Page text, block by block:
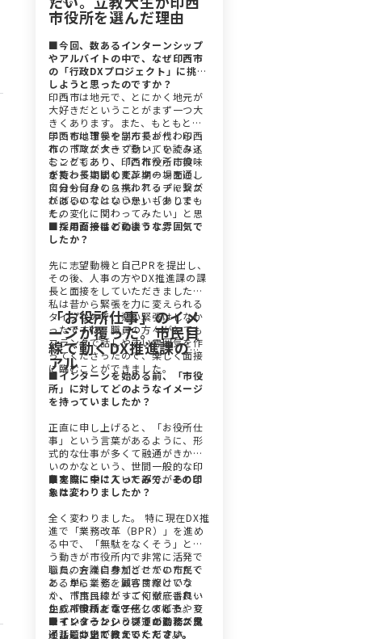
市役所を選んだ理由
■今回、数あるインターンシップ
やアルバイトの中で、なぜ印西市
の「行政DXプロジェクト」に挑戦
しようと思ったのですか？
印西市は地元で、とにかく地元が
大好きだということがまず一つ大
きくあります。また、もともと大
学でも地理学を学んでおり、印西
市の「マスタープラン」を読み込
むこともあり、印西市役所に興味
を持っていました。
印西市は市長や副市長が代わら
れ、市政が大きく動いていくタイ
ミングであり、「これから市役所
が変わっていく変革期の場面に、
自分も何かしら携われるチャンス
があるのではないか」「少しでも
その変化に関わってみたい」と思
ったのが一番の動機です。
また、長期間のインターンを通し
て自分自身のスキルアップに繋が
ればいいなという思いもありまし
た。
■採用面接はどのような雰囲気で
したか？
先に志望動機と自己PRを提出し、
その後、人事の方やDX推進課の課
長と面接をしていただきました。
私は昔から緊張を力に変えられる
タイプなので、悪い緊張はしなか
ったですね。職員の方々がとても
フランクで話しやすい雰囲気を作
ってくださったので、楽しく面接
に臨むことができました。
「お役所仕事」のイメ
ージが覆った。市民目
線で動くDX推進課のリ
アル
■インターンを始める前、「市役
所」に対してどのようなイメージ
を持っていましたか？
正直に申し上げると、「お役所仕
事」という言葉があるように、形
式的な仕事が多くて融通がきかな
いのかなという、世間一般的な印
象を真に受けていた部分がありま
した。
■実際に中に入ってみて、その印
象は変わりましたか？
全く変わりました。 特に現在DX推
進で「業務改革（BPR）」を進め
る中で、「無駄をなくそう」とい
う動きが市役所内で非常に活発で
した。会議に参加させていただく
と、単に業務を減らすだけでな
く、「市民にとって何が一番良い
か」「申請を電子化してどうやり
やすくするか」といったことが常
に話題に上がっていたんです。
職員の方々自身がどこかの市民で
あるからこそ、顧客目線という
か、市民目線がすごく徹底されて
いる市役所だなと感じました。変
えていこうという機運が高く、風
通しも非常に良かったです。
生成AI慣れようワークの様子
■インターンシップでの勤務スタ
イルについて教えてください。